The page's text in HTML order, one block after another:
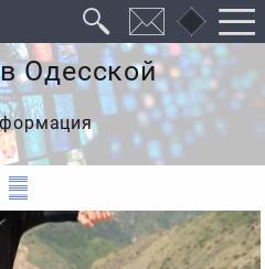
Одесской